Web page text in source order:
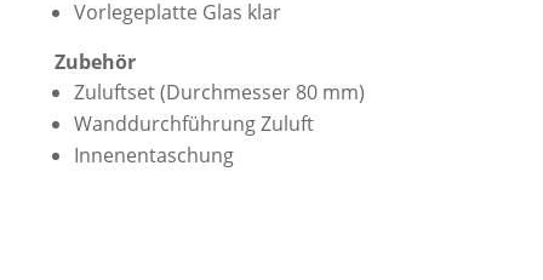
Vorlegeplatte Glas klar
Zubehör
Zuluftset (Durchmesser 80 mm)
Wanddurchführung Zuluft
Innenentaschung